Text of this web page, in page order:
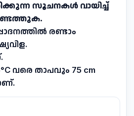
സൂചനകൾ വായിച്ച്
രണ്ടാം
വരെ താപവും 75 cm